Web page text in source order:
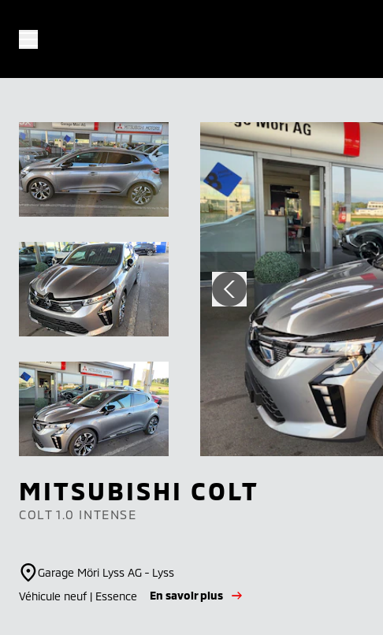
MITSUBISHI COLT
COLT 1.0 INTENSE
Garage Möri Lyss AG - Lyss
Véhicule neuf | Essence
En savoir plus